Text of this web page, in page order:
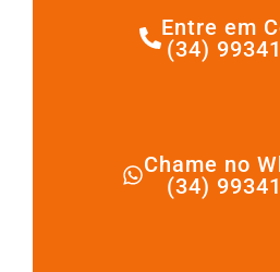
Entre em
(34)
Chame no
(34)